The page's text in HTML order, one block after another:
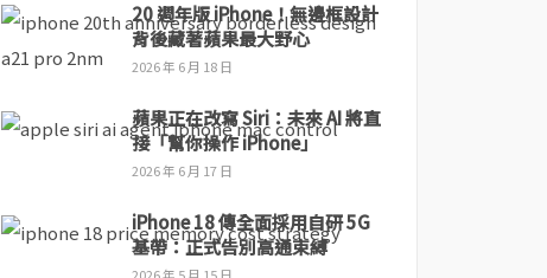
20 週年版 iPhone！無邊框設計
背後藏著蘋果最大野心
2026 年 6 月 18 日
蘋果正在改寫 Siri：未來 AI 將直
接「幫你操作 iPhone」
2026 年 6 月 17 日
iPhone 18 傳全面採用自研 5G
基帶：正式告別高通束縛